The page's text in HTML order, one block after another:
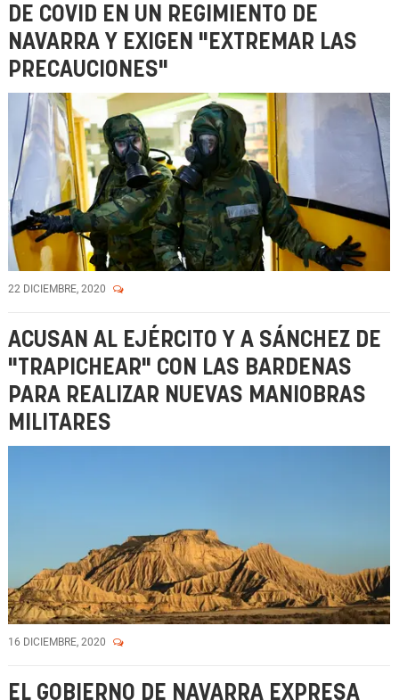
DE COVID EN UN REGIMIENTO DE
NAVARRA Y EXIGEN "EXTREMAR LAS
PRECAUCIONES"
22 DICIEMBRE, 2020
ACUSAN AL EJÉRCITO Y A SÁNCHEZ DE
"TRAPICHEAR" CON LAS BARDENAS
PARA REALIZAR NUEVAS MANIOBRAS
MILITARES
16 DICIEMBRE, 2020
EL GOBIERNO DE NAVARRA EXPRESA